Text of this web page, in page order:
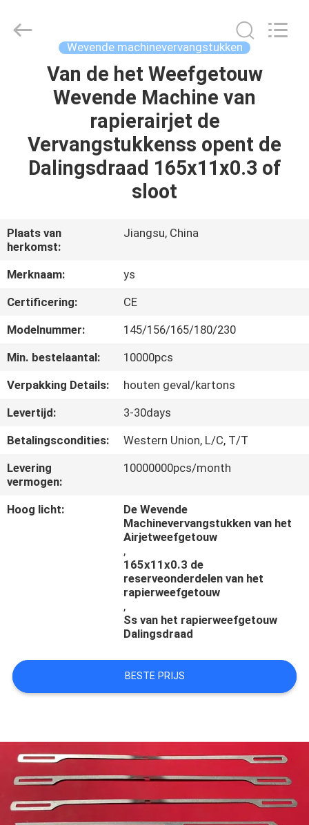
PRODUCTEN
ONGEVEER
FABRIEKSREIS
KWALITEITSCONTROLE
ONS
VERZOEK
OM
EEN
AANDRIJVING
Leverancier.
textilesparesparts.com.
Wevende machinevervangstukken
Van de het Weefgetouw
Wevende Machine van
rapierairjet de
Vervangstukkenss opent de
Dalingsdraad 165x11x0.3 of
sloot
Plaats van
herkomst:
Jiangsu, China
Merknaam:
ys
Certificering:
CE
Modelnummer:
145/156/165/180/230
Min. bestelaantal:
10000pcs
Verpakking Details:
houten geval/kartons
Levertijd:
3-30days
Betalingscondities:
Western Union, L/C, T/T
Levering
vermogen:
10000000pcs/month
Hoog licht:
De Wevende
Machinevervangstukken van het
Airjetweefgetouw
,
165x11x0.3 de
reserveonderdelen van het
rapierweefgetouw
,
Ss van het rapierweefgetouw
Dalingsdraad
BESTE PRIJS